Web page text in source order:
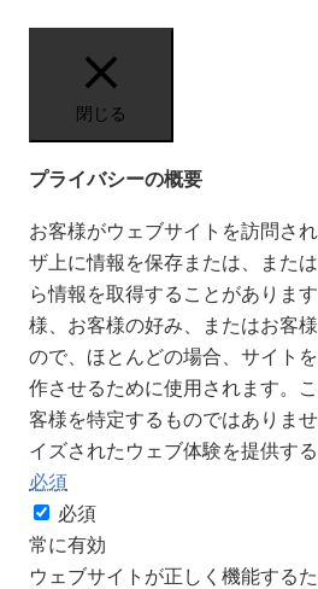
閉じる
プライバシーの概要
お客様がウェブサイトを訪問さ
ザ上に情報を保存または、また
ら情報を取得することがありま
様、お客様の好み、またはお客
ので、ほとんどの場合、サイト
作させるために使用されます。
客様を特定するものではありま
イズされたウェブ体験を提供す
必須
必須
常に有効
ウェブサイトが正しく機能する